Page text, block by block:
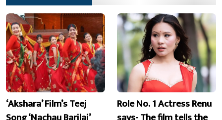
‘Akshara’ Film’s Teej
Role No. 1 Actress Renu